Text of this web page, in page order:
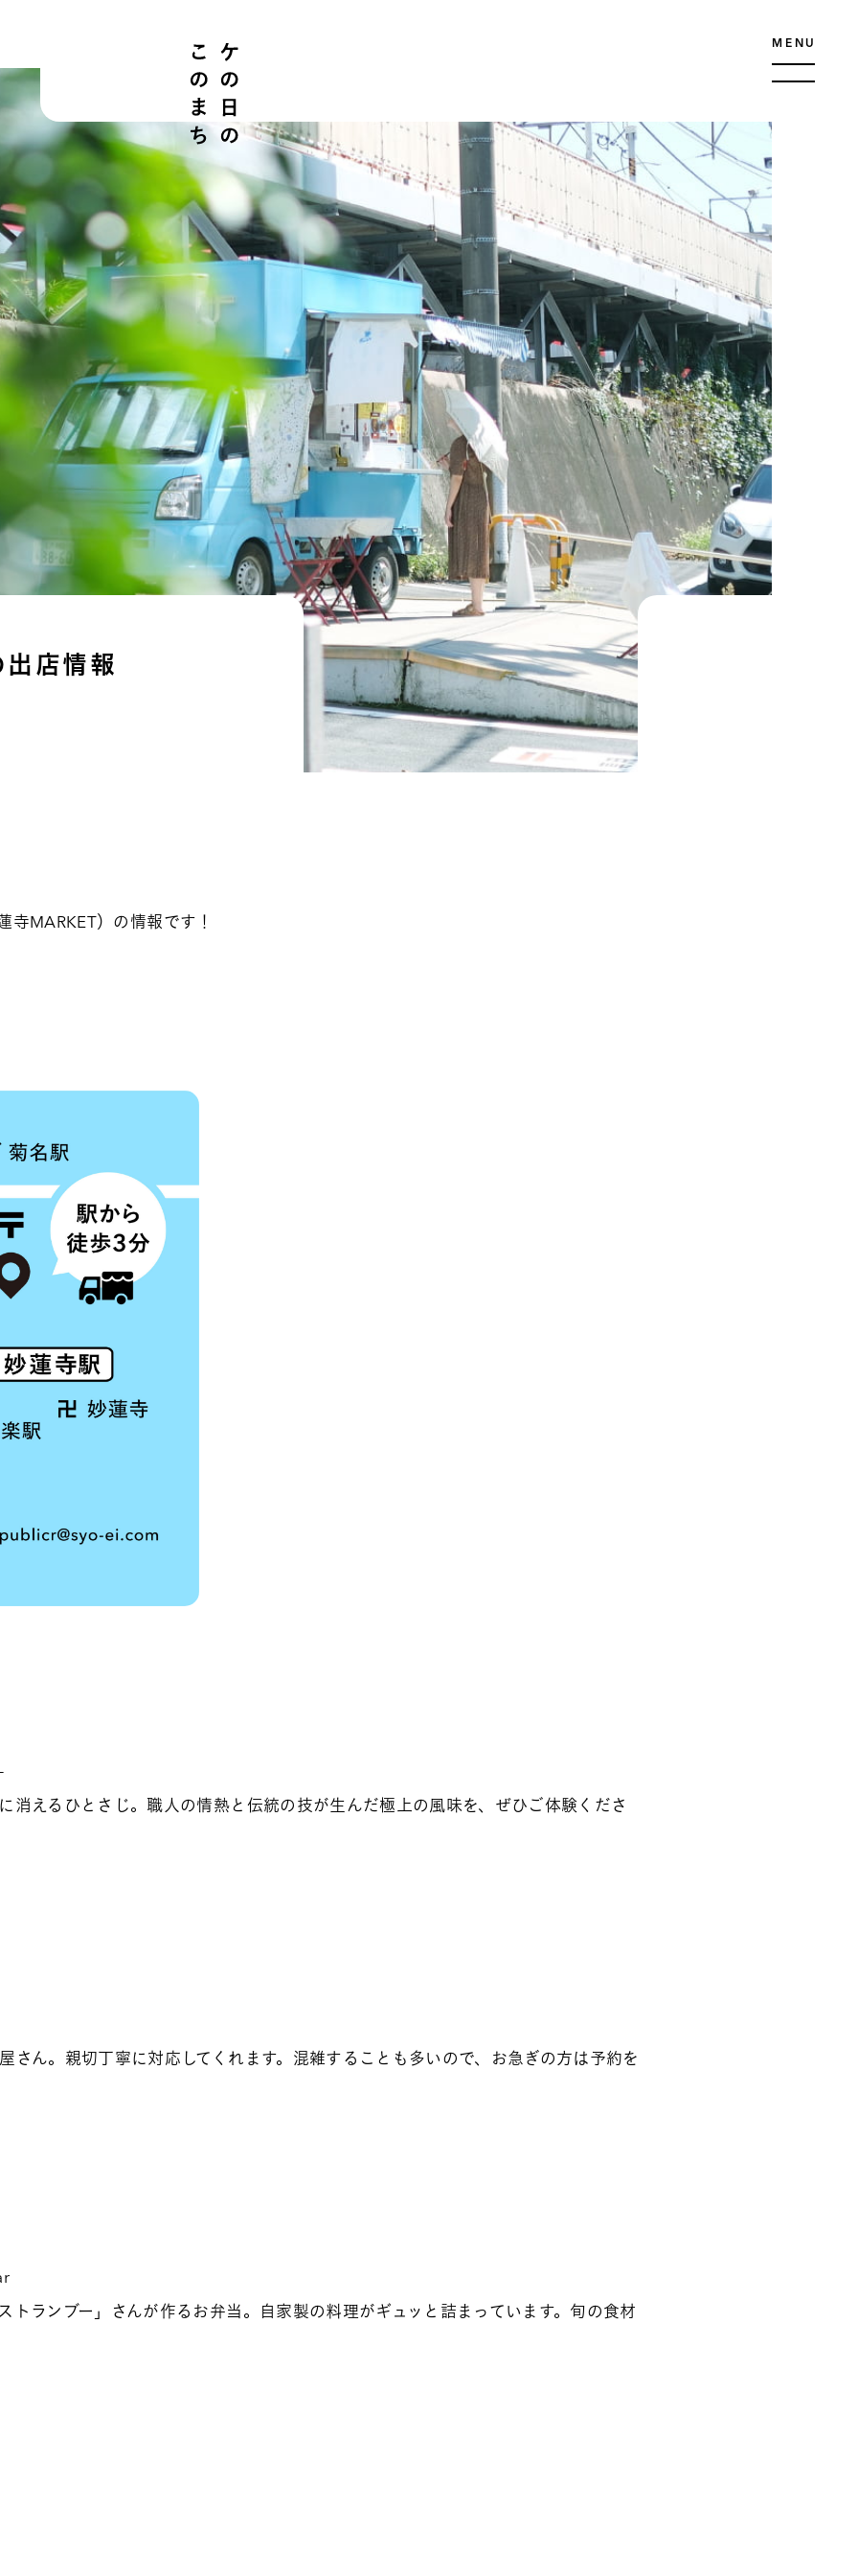
店情報
MARKET）の情報です！
消えるひとさじ。職人の情熱と伝統の技が生んだ極上の風味を、ぜひご体験くださ
さん。親切丁寧に対応してくれます。混雑することも多いので、お急ぎの方は予約を
トランブー」さんが作るお弁当。自家製の料理がギュッと詰まっています。旬の食材